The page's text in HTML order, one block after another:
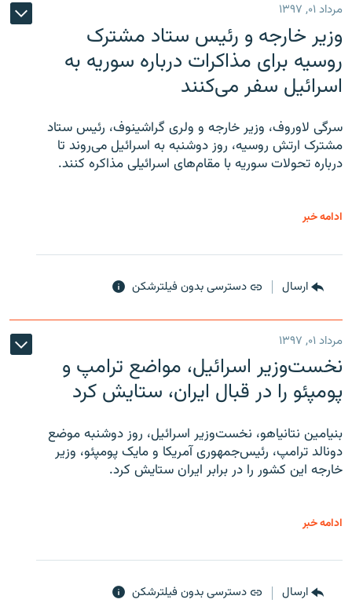
مرداد ۰۱, ۱۳۹۷
وزیر خارجه و رئیس‌ ستاد مشترک
روسیه برای مذاکرات درباره سوریه به
اسرائیل سفر می‌کنند
سرگی لاوروف، وزیر خارجه و ولری گراشینوف، رئیس ستاد
مشترک ارتش روسیه، روز دوشنبه به اسرائیل می‌روند تا
درباره تحولات سوریه با مقام‌های اسرائیلی مذاکره کنند.
ادامه خبر
ارسال دسترسی بدون فیلترشکن
مرداد ۰۱, ۱۳۹۷
نخست‌وزیر اسرائیل، مواضع ترامپ و
پومپئو را در قبال ایران، ستایش کرد
بنیامین نتانیاهو، نخست‌وزیر اسرائیل، روز دوشنبه موضع
دونالد ترامپ، رئیس‌جمهوری آمریکا و مایک پومپئو، وزیر
خارجه این کشور را در برابر ایران ستایش کرد.
ادامه خبر
ارسال دسترسی بدون فیلترشکن